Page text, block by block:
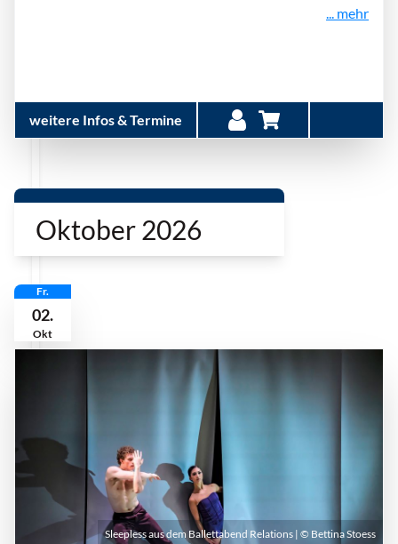
... mehr
weitere Infos & Termine
Oktober 2026
Fr.
02.
Okt
Sleepless aus dem Ballettabend Relations | © Bettina Stoess